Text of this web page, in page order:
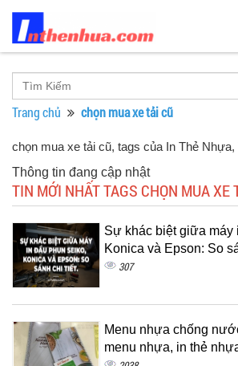
Trang chủ chọn mua xe tải cũ
chọn mua xe tải cũ, tags của In Thẻ Nhựa,
Thông tin đang cập nhật
TIN MỚI NHẤT TAGS CHỌN MUA XE
Sự khác biệt giữa máy
Konica và Epson: So
307
Menu nhựa chống
menu nhựa, in thẻ